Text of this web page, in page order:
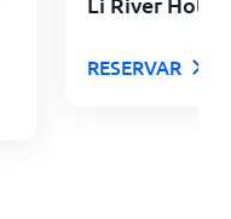
RESERVAR